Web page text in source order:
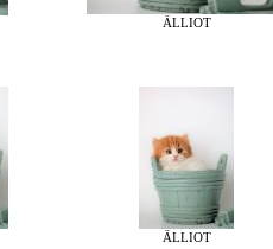
ÄLLIOT
ÄLLIOT